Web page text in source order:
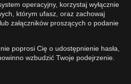
operacyjny, korzystaj wyłącznie
którym ufasz, oraz zachowaj
załączników proszących o podanie
poprosi Cię o udostępnienie hasła,
wzbudzić Twoje podejrzenie.